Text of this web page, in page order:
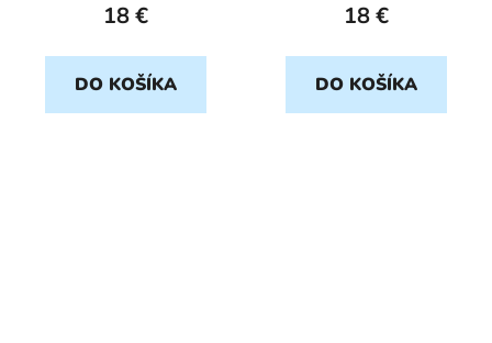
18 €
DO KOŠÍKA
18 €
DO KOŠÍKA